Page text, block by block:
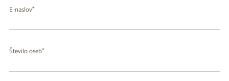
E-naslov
Število oseb